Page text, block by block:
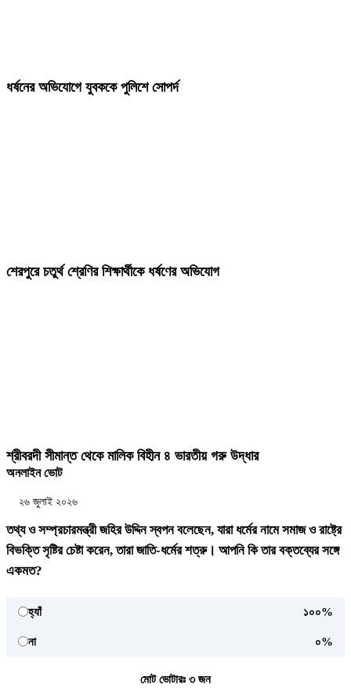
ধর্ষনের অভিযোগে যুবককে পুলিশে সোপর্দ
শেরপুরে চতুর্থ শ্রেণির শিক্ষার্থীকে ধর্ষণের অভিযোগ
শ্রীবরদী সীমান্ত থেকে মালিক বিহীন ৪ ভারতীয় গরু উদ্ধার
অনলাইন ভোট
২৬ জুলাই ২০২৬
তথ্য ও সম্প্রচারমন্ত্রী জহির উদ্দিন স্বপন বলেছেন, যারা ধর্মের নামে সমাজ ও রাষ্ট্রে
বিভক্তি সৃষ্টির চেষ্টা করেন, তারা জাতি-ধর্মের শত্রু। আপনি কি তার বক্তব্যের সঙ্গে
একমত?
হ্যাঁ ১০০%
না ০%
মোট ভোটারঃ ৩জন